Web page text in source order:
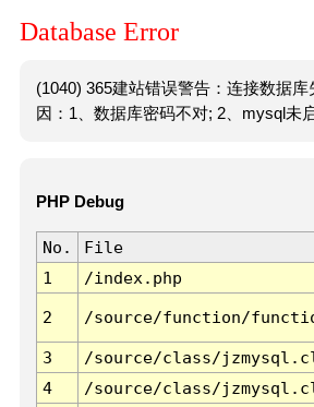
Database Error
(1040) 365建站错误警告：连接数据
因：1、数据库密码不对; 2、mysql未启
PHP Debug
No. File
1
/index.php
2 /source/function/
3 /source/class/
4
/source/class/